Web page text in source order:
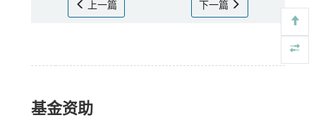
上一篇 下一篇
基金资助